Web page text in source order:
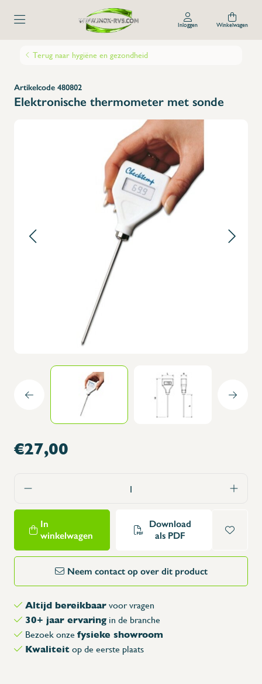
Inloggen Winkelwagen
Terug naar hygiëne en gezondheid
Artikelcode 480802
Elektronische thermometer met sonde
€27,00
In
winkelwagen
Download
als PDF
Neem contact op over dit product
Altijd bereikbaar voor vragen
30+ jaar ervaring in de branche
Bezoek onze fysieke showroom
Kwaliteit op de eerste plaats